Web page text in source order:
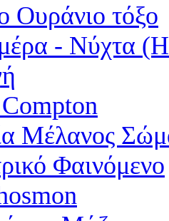
Ουράνιο τόξο
- Νύχτα
Μέλανος
Φαινόμενο